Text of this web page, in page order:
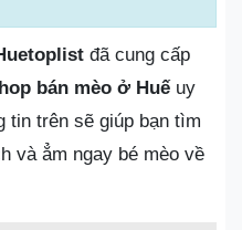
đã cung cấp
bán mèo ở Huếuy
tin trên sẽ giúp bạn tìm
và ẳm ngay bé mèo về